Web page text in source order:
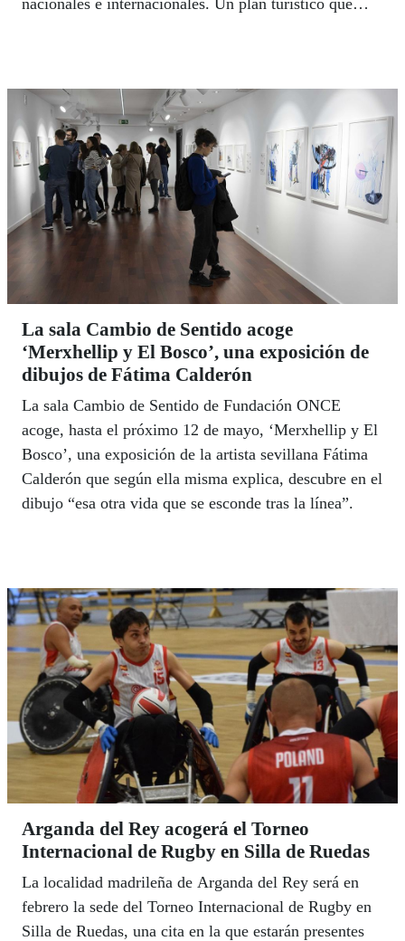
nacionales e internacionales. Un plan turístico que
cerrado domingos y festivos.
La sala Cambio de Sentido acoge
‘Merxhellip y El Bosco’, una exposición de
dibujos de Fátima Calderón
La sala Cambio de Sentido de Fundación ONCE
acoge, hasta el próximo 12 de mayo, ‘Merxhellip y El
Bosco’, una exposición de la artista sevillana Fátima
Calderón que según ella misma explica, descubre en el
dibujo “esa otra vida que se esconde tras la línea”.
Arganda del Rey acogerá el Torneo
Internacional de Rugby en Silla de Ruedas
La localidad madrileña de Arganda del Rey será en
febrero la sede del Torneo Internacional de Rugby en
Silla de Ruedas, una cita en la que estarán presentes